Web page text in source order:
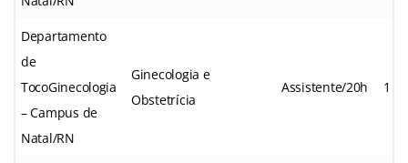
Departamento
de
TocoGinecologia
– Campus de
Natal/RN
Ginecologia e
Obstetrícia
Assistente/20h 1